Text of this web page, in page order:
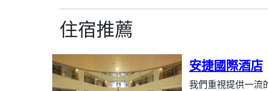
住宿推薦
安捷國際酒店
我們重視提供一流